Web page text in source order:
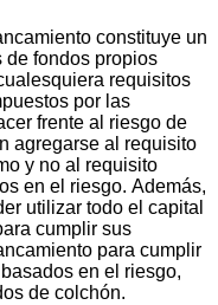
constituye un
de fondos propios
requisitos
por las
frente al riesgo de
agregarse al requisito
y no al requisito
en el riesgo. Además,
utilizar todo el capital
cumplir sus
para cumplir
en el riesgo,
de colchón.